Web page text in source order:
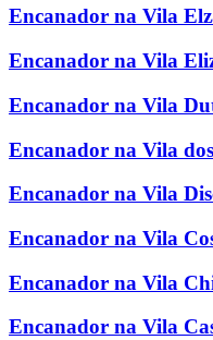
Encanador na Vila
Encanador na Vila
Encanador na Vila
Encanador na Vila
Encanador na Vila
Encanador na Vila
Encanador na Vila
Encanador na Vila